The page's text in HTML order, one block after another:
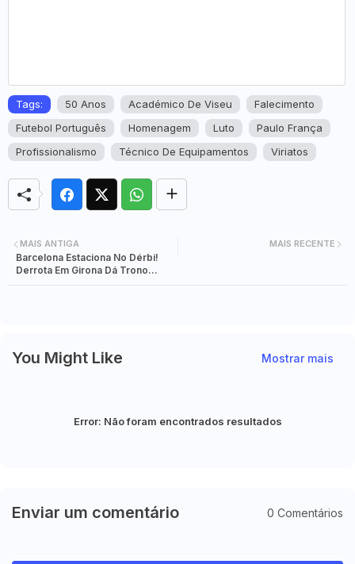
Tags: 50 Anos Académico De Viseu
Falecimento
Futebol Português
Homenagem Luto
Paulo França
Profissionalismo
Técnico De Equipamentos Viriatos
MAIS RECENTE
MAIS ANTIGA
Barcelona Estaciona No Dérbi!
Derrota Em Girona Dá Trono
You Might Like Mostrar mais
Error: Não foram encontrados resultados
Enviar um comentário 0 Comentários